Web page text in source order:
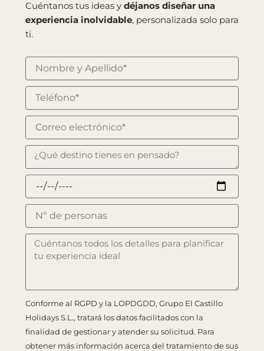
Cuéntanos tus ideas y déjanos diseñar una
experiencia inolvidable, personalizada solo para
ti.
Nombre
Teléfono
Correo
electrónico
Destino
Fechas
Nº
personas
Mensaje
Conforme al RGPD y la LOPDGDD, Grupo El Castillo
Holidays S.L., tratará los datos facilitados con la
finalidad de gestionar y atender su solicitud. Para
obtener más información acerca del tratamiento de sus